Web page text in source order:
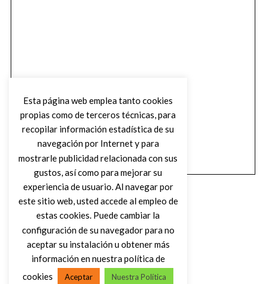
Esta página web emplea tanto cookies
propias como de terceros técnicas, para
recopilar información estadística de su
navegación por Internet y para
mostrarle publicidad relacionada con sus
gustos, así como para mejorar su
experiencia de usuario. Al navegar por
este sitio web, usted accede al empleo de
estas cookies. Puede cambiar la
configuración de su navegador para no
aceptar su instalación u obtener más
información en nuestra política de
cookies
Aceptar Nuestra Política